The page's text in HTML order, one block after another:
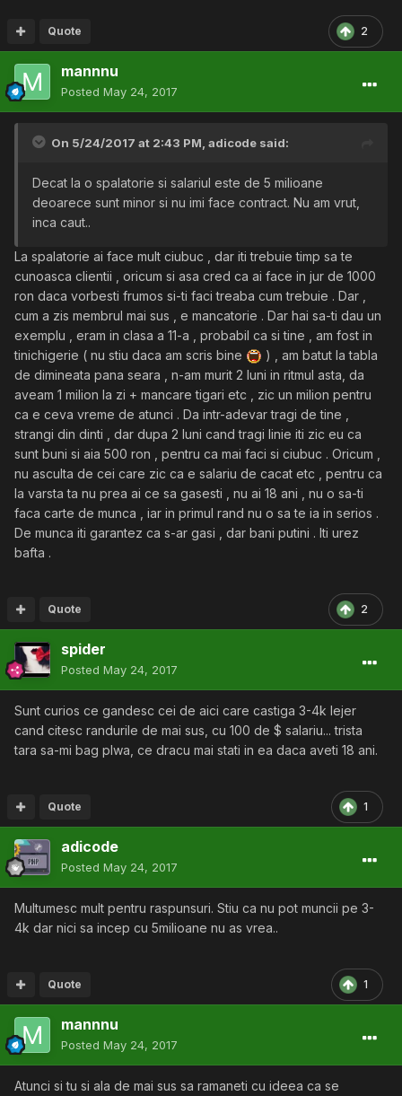
2
Quote
mannnu
Posted May 24, 2017
On 5/24/2017 at 2:43 PM, adicode said:
Decat la o spalatorie si salariul este de 5 milioane
deoarece sunt minor si nu imi face contract. Nu am vrut,
inca caut..
La spalatorie ai face mult ciubuc , dar iti trebuie timp sa te
cunoasca clientii , oricum si asa cred ca ai face in jur de 1000
ron daca vorbesti frumos si-ti faci treaba cum trebuie . Dar ,
cum a zis membrul mai sus , e mancatorie . Dar hai sa-ti dau un
exemplu , eram in clasa a 11-a , probabil ca si tine , am fost in
tinichigerie ( nu stiu daca am scris bine
) , am batut la tabla
de dimineata pana seara , n-am murit 2 luni in ritmul asta, da
aveam 1 milion la zi + mancare tigari etc , zic un milion pentru
ca e ceva vreme de atunci . Da intr-adevar tragi de tine ,
strangi din dinti , dar dupa 2 luni cand tragi linie iti zic eu ca
sunt buni si aia 500 ron , pentru ca mai faci si ciubuc . Oricum ,
nu asculta de cei care zic ca e salariu de cacat etc , pentru ca
la varsta ta nu prea ai ce sa gasesti , nu ai 18 ani , nu o sa-ti
faca carte de munca , iar in primul rand nu o sa te ia in serios .
De munca iti garantez ca s-ar gasi , dar bani putini . Iti urez
bafta .
2
Quote
spider
Posted May 24, 2017
Sunt curios ce gandesc cei de aici care castiga 3-4k lejer
cand citesc randurile de mai sus, cu 100 de $ salariu... trista
tara sa-mi bag plwa, ce dracu mai stati in ea daca aveti 18 ani.
1
Quote
adicode
Posted May 24, 2017
Multumesc mult pentru raspunsuri. Stiu ca nu pot muncii pe 3-
4k dar nici sa incep cu 5milioane nu as vrea..
1
Quote
mannnu
Posted May 24, 2017
Atunci si tu si ala de mai sus sa ramaneti cu ideea ca se